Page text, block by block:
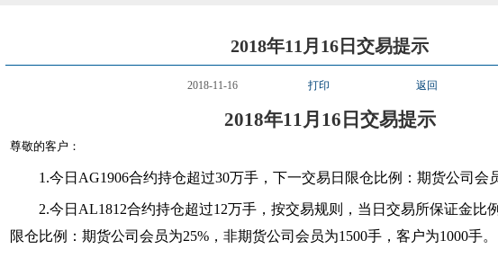
2018年11月16日交易提示
2018-11-16 打印 返回
2018年11月16日交易提示
尊敬的客户：
1.今日AG1906合约持仓超过30万手，下一交易日限仓比例：期货公司会
2.今日AL1812合约持仓超过12万手，按交易规则，当日交易所保证金比
限仓比例：期货公司会员为25%，非期货公司会员为1500手，客户为1000手。